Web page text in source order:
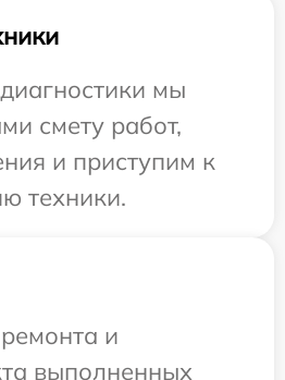
мы
смету работ,
и приступим к
техники.
и
выполненных